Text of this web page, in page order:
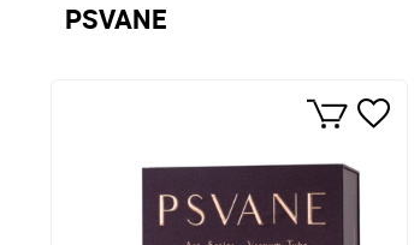
PSVANE